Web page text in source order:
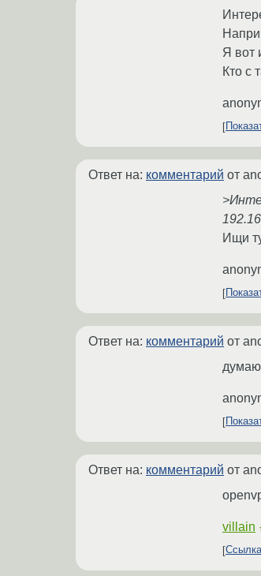
Я вот
Кто с
Ответ на: комментарий от
Ищи
Ответ на: комментарий от
Ответ на: комментарий от
villain
Ссылка